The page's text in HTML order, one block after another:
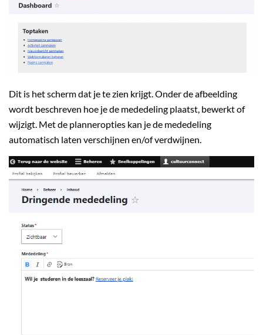
Dit is het scherm dat je te zien krijgt. Onder de afbeelding
wordt beschreven hoe je de mededeling plaatst, bewerkt of
wijzigt. Met de planneropties kan je de mededeling
automatisch laten verschijnen en/of verdwijnen.